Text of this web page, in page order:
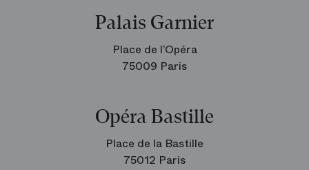
Palais Garnier
Place de l’Opéra
75009 Paris
Opéra Bastille
Place de la Bastille
75012 Paris